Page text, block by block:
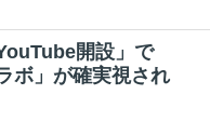
開設」で
ボ」が確実視され